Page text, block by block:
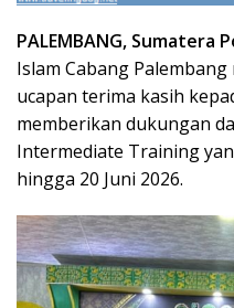
PALEMBANG, Sumatera
Islam Cabang
ucapan terima kasih
memberikan dukungan
Intermediate Training
hingga 20 Juni 2026.